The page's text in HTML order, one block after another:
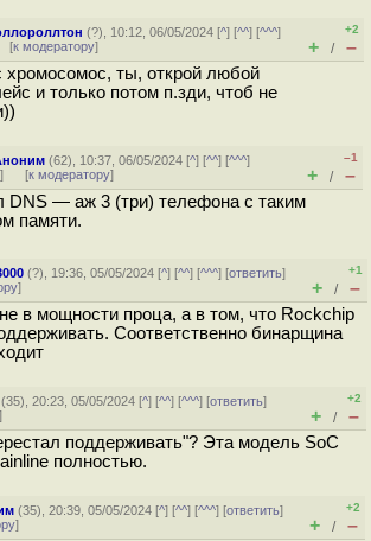
(?), 10:12, 06/05/2024 [^] [^^] [^^^]
[к модератору]
+2
+ / –
хромосомос, ты, открой любой
и только потом п.зди, чтоб не
(62), 10:37, 06/05/2024 [^] [^^] [^^^]
] [к модератору]
–1
+ / –
DNS — аж 3 (три) телефона с таким
памяти.
(?), 19:36, 05/05/2024 [^] [^^] [^^^] [ответить]
]
+1
+ / –
в мощности проца, а в том, что Rockchip
Соответственно бинарщина
(35), 20:23, 05/05/2024 [^] [^^] [^^^] [ответить]
]
+2
+ / –
поддерживать"? Эта модель SoC
полностью.
(35), 20:39, 05/05/2024 [^] [^^] [^^^] [ответить]
]
+2
+ / –